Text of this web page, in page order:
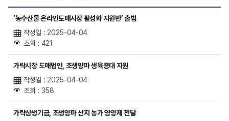
‘농수산물 온라인도매시장 활성화 지원반’ 출범
작성일 : 2025-04-04
조회 : 421
가락시장 도매법인, 조생양파 생육증대 지원
작성일 : 2025-04-04
조회 : 358
가락상생기금, 조생양파 산지 농가 영양제 전달